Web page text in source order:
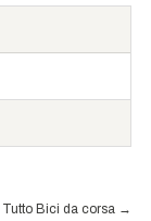
Tutto Bici da corsa →